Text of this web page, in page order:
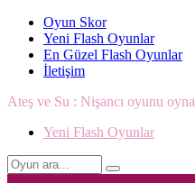
Oyun Skor
Yeni Flash Oyunlar
En Güzel Flash Oyunlar
İletişim
Ateş ve Su : Nişancı oyunu oyna
Yeni Flash Oyunlar